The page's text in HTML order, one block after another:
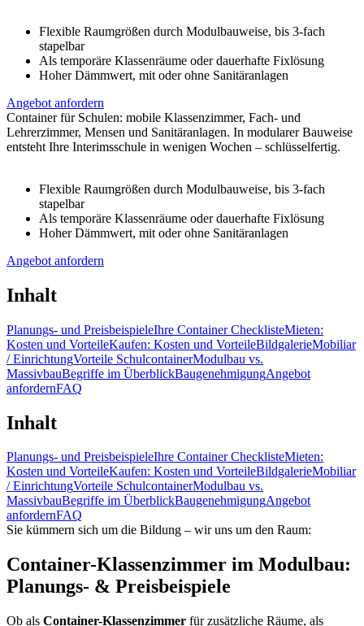
Flexible Raumgrößen durch Modulbauweise, bis 3-fach
stapelbar
Als temporäre Klassenräume oder dauerhafte Fixlösung
Hoher Dämmwert, mit oder ohne Sanitäranlagen
Angebot anfordern
Container für Schulen: mobile Klassenzimmer, Fach- und
Lehrerzimmer, Mensen und Sanitäranlagen. In modularer Bauweise
entsteht Ihre Interimsschule in wenigen Wochen – schlüsselfertig.
Flexible Raumgrößen durch Modulbauweise, bis 3-fach
stapelbar
Als temporäre Klassenräume oder dauerhafte Fixlösung
Hoher Dämmwert, mit oder ohne Sanitäranlagen
Angebot anfordern
Inhalt
Planungs- und PreisbeispieleIhre Container ChecklisteMieten:
Kosten und VorteileKaufen: Kosten und VorteileBildgalerieMobiliar
/ EinrichtungVorteile SchulcontainerModulbau vs.
MassivbauBegriffe im ÜberblickBaugenehmigungAngebot
anfordernFAQ
Inhalt
Planungs- und PreisbeispieleIhre Container ChecklisteMieten:
Kosten und VorteileKaufen: Kosten und VorteileBildgalerieMobiliar
/ EinrichtungVorteile SchulcontainerModulbau vs.
MassivbauBegriffe im ÜberblickBaugenehmigungAngebot
anfordernFAQ
Sie kümmern sich um die Bildung – wir uns um den Raum:
Container-Klassenzimmer im Modulbau:
Planungs- & Preisbeispiele
Ob als Container-Klassenzimmer für zusätzliche Räume, als